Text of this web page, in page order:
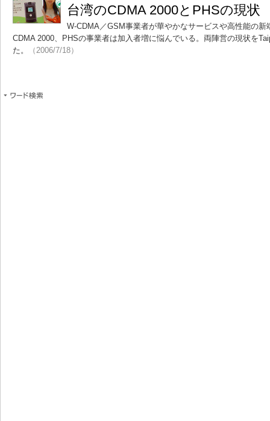
台湾のCDMA 2000とPHSの現状
W-CDMA／GSM事業者が華やかなサービスや高性能の
CDMA 2000、PHSの事業者は加入者増に悩んでいる。両陣営の現状を
た。
（2006/7/18）